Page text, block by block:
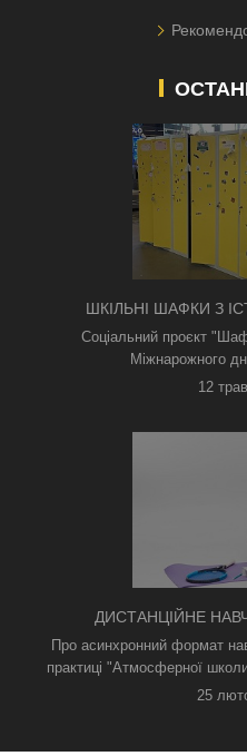
ШКІЛЬНІ ШАФКИ З
Соціальний проєкт
Міжнарожного
12
ДИСТАНЦІЙНЕ
ТРИВОГАМИ ТА БЕЗ
ФОРМАТ РЯТУЄ
Про асинхронний формат
практиці "Атмосферної
25